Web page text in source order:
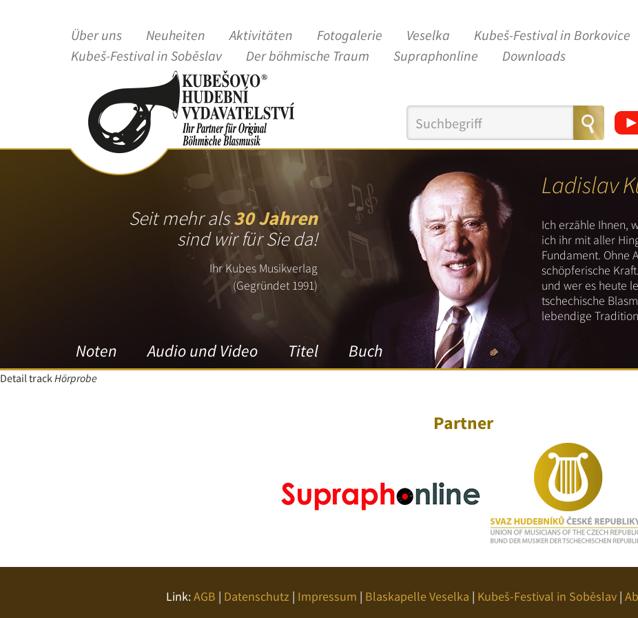
Über uns Neuheiten Aktivitäten Fotogalerie Veselka
Kubeš-Festival in Borkovice
Kubeš-Festival in Soběslav
Der böhmische Traum Supraphonline Downloads
Seit mehr als30 Jahren
sind wir für Sie da!
Ihr Kubes Musikverlag
(Gegründet 1991)
Noten Audio und Video Titel Buch
Ladislav
Ich erzähle Ihnen,
ich ihr mit aller
Fundament. Ohne
schöpferische
und wer es heute
tschechische
lebendige
Detail trackHörprobe
Partner
Link:AGB | Datenschutz | Impressum | Blaskapelle Veselka | Kubeš-Festival in Soběslav |